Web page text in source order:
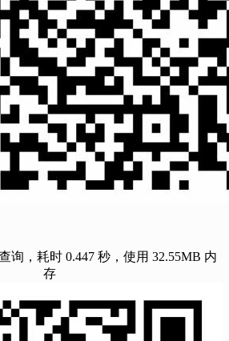
询，耗时 0.447 秒，使用 32.55MB 内
存